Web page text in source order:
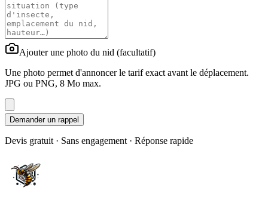
Ajouter une photo du nid (facultatif)
Une photo permet d'annoncer le tarif exact avant le déplacement.
JPG ou PNG, 8 Mo max.
Demander un rappel
Devis gratuit · Sans engagement · Réponse rapide